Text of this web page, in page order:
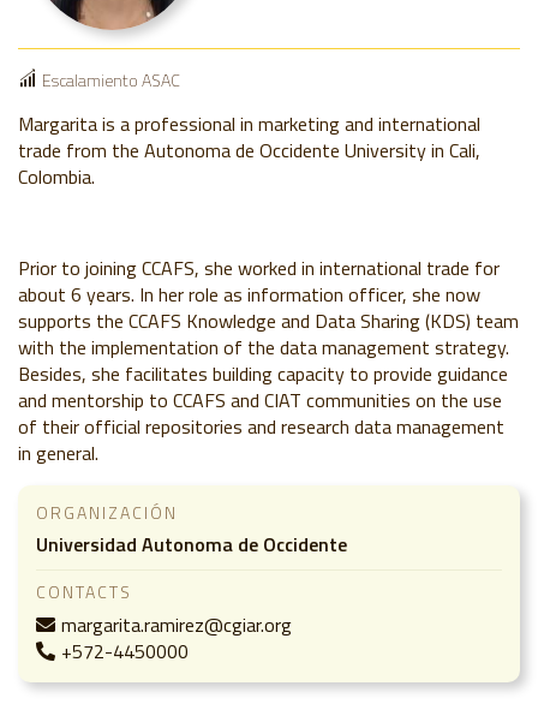
Escalamiento ASAC
Margarita is a professional in marketing and international
trade from the Autonoma de Occidente University in Cali,
Colombia.
Prior to joining CCAFS, she worked in international trade for
about 6 years. In her role as information officer, she now
supports the CCAFS Knowledge and Data Sharing (KDS) team
with the implementation of the data management strategy.
Besides, she facilitates building capacity to provide guidance
and mentorship to CCAFS and CIAT communities on the use
of their official repositories and research data management
in general.
ORGANIZACIÓN
Universidad Autonoma de Occidente
CONTACTS
margarita.ramirez@cgiar.org
+572-4450000